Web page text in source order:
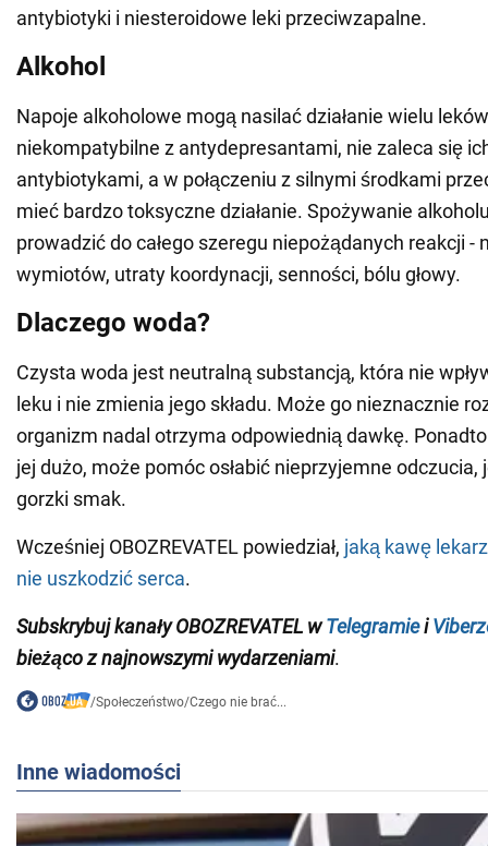
antybiotyki i niesteroidowe leki przeciwzapalne.
Alkohol
Napoje alkoholowe mogą nasilać działanie wielu
niekompatybilne z antydepresantami, nie zaleca się
antybiotykami, a w połączeniu z silnymi środkami
mieć bardzo toksyczne działanie. Spożywanie
prowadzić do całego szeregu niepożądanych reakcji -
wymiotów, utraty koordynacji, senności, bólu głowy.
Dlaczego woda?
Czysta woda jest neutralną substancją, która nie
leku i nie zmienia jego składu. Może go nieznacznie
organizm nadal otrzyma odpowiednią dawkę.
jej dużo, może pomóc osłabić nieprzyjemne odczucia,
gorzki smak.
Wcześniej OBOZREVATEL powiedział, jaką kawę
nie uszkodzić serca.
Subskrybuj kanały OBOZREVATEL w Telegramiei
bieżąco z najnowszymi wydarzeniami.
/Społeczeństwo/Czego nie brać...
Inne wiadomości